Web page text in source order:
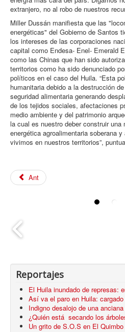
extranjero, no al robo de nuestros
Miller Dussán manifiesta que las
energéticas" del Gobierno de Santos
los intereses de las corporaciones
capital como Endesa- Enel- Emerald
como las Chinas que han sido
territorios como ha sido denunciado
políticos en el caso del Huila. “Esta
humanitaria debido a la destrucción
seguridad alimentaria generando
de los tejidos sociales, afectaciones
medio ambiente y del patrimonio
la cual es nuestro deber construir una
energética agroalimentaria soberana
vivimos en nuestros territorios”,
Ant
Reportajes
El Huila inundado de represas:
Así va el paro en Huila:
Indigno desalojo de una
¿Quién está secando los
Un grito de S.O.S en El Quimbo